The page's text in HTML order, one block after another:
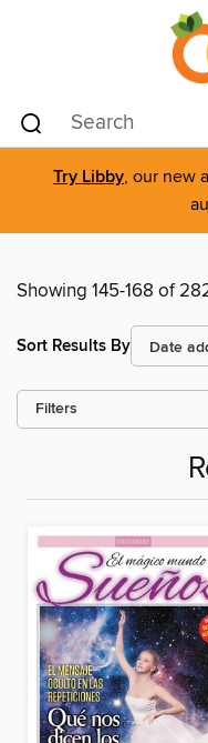
Try Libby, our new
Showing 145-168 of
Sort Results By
Filters